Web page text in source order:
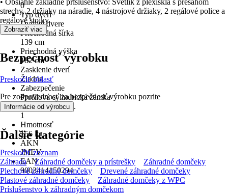
0
Typ dverí
Dvojité dvere
Priechodná šírka
139 cm
Priechodná výška
182 cm
Zasklenie dverí
Žiadna
Zabezpečenie
Profilová cylindrická zámka
Počet miestností
1
Hmotnosť
156 kg
AKN
JMEV
EAN
9003414150294
• Obsiahle základné príslušenstvo: Svetlík z plexiskla s presahom
strechy, 2 držiaky na náradie, 4 nástrojové držiaky, 2 regálové police a
regálové stojky
Zobraziť viac
Bezpečnosť výrobku
Preskočiť oblasť
Pre zodpovednosť za bezpečnosť výrobku pozrite
Informácie od výrobcu .
Ďalšie kategórie
Preskočiť zoznam
Záhrada
Záhradné domčeky a prístrešky
Záhradné domčeky
Plechové záhradné domčeky
Drevené záhradné domčeky
Plastové záhradné domčeky
Záhradné domčeky z WPC
Príslušenstvo k záhradným domčekom